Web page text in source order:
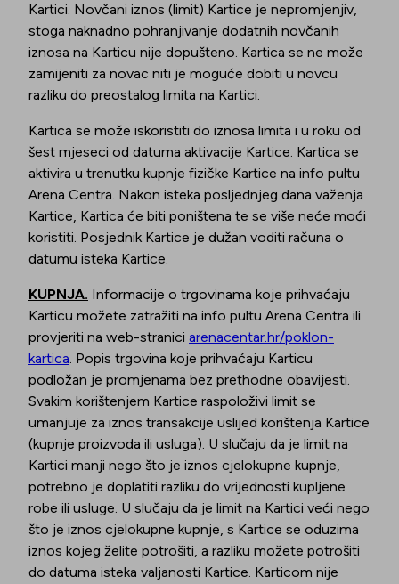
Kartici. Novčani iznos (limit) Kartice je nepromjenjiv,
stoga naknadno pohranjivanje dodatnih novčanih
iznosa na Karticu nije dopušteno. Kartica se ne može
zamijeniti za novac niti je moguće dobiti u novcu
razliku do preostalog limita na Kartici.
Kartica se može iskoristiti do iznosa limita i u roku od
šest mjeseci od datuma aktivacije Kartice. Kartica se
aktivira u trenutku kupnje fizičke Kartice na info pultu
Arena Centra. Nakon isteka posljednjeg dana važenja
Kartice, Kartica će biti poništena te se više neće moći
koristiti. Posjednik Kartice je dužan voditi računa o
datumu isteka Kartice.
KUPNJA. Informacije o trgovinama koje prihvaćaju
Karticu možete zatražiti na info pultu Arena Centra ili
provjeriti na web-stranici arenacentar.hr/poklon-
kartica. Popis trgovina koje prihvaćaju Karticu
podložan je promjenama bez prethodne obavijesti.
Svakim korištenjem Kartice raspoloživi limit se
umanjuje za iznos transakcije uslijed korištenja Kartice
(kupnje proizvoda ili usluga). U slučaju da je limit na
Kartici manji nego što je iznos cjelokupne kupnje,
potrebno je doplatiti razliku do vrijednosti kupljene
robe ili usluge. U slučaju da je limit na Kartici veći nego
što je iznos cjelokupne kupnje, s Kartice se oduzima
iznos kojeg želite potrošiti, a razliku možete potrošiti
do datuma isteka valjanosti Kartice. Karticom nije